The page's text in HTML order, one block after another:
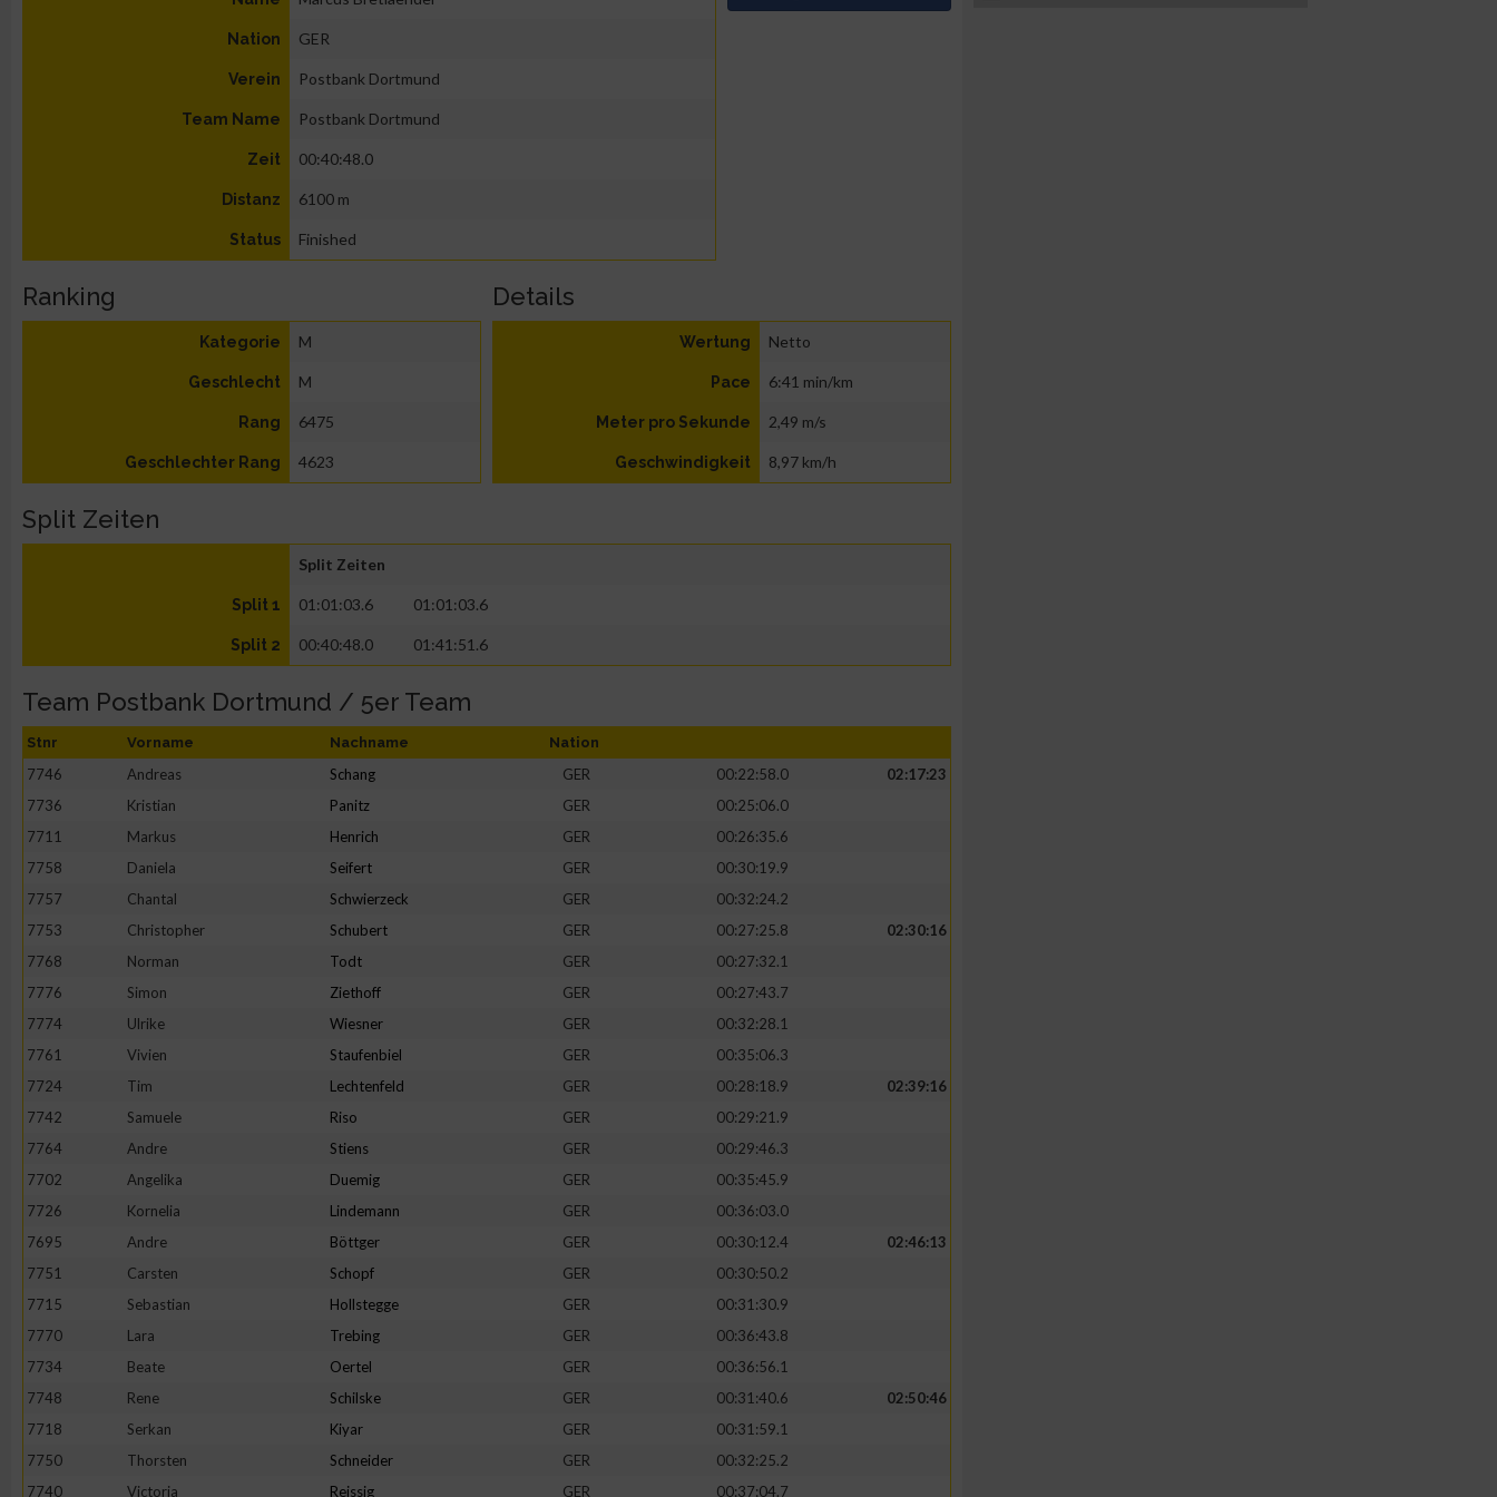
Nation GER
Verein Postbank Dortmund
Team Name Postbank Dortmund
Zeit 00:40:48.0
Distanz 6100 m
Status Finished
Ranking
Kategorie M
Geschlecht M
Rang 6475
Geschlechter Rang 4623
Details
Wertung Netto
Pace 6:41 min/km
Meter pro Sekunde 2,49 m/s
Geschwindigkeit 8,97 km/h
Split Zeiten
Split Zeiten
Split 1 01:01:03.6 01:01:03.6
Split 2 00:40:48.0 01:41:51.6
Team Postbank Dortmund / 5er Team
Stnr Vorname Nachname Nation
7746 Andreas Schang GER 00:22:58.0
02:17:23
7736
Kristian Panitz GER
00:25:06.0
7711
Markus Henrich GER
00:26:35.6
7758
Daniela Seifert GER
00:30:19.9
7757
Chantal Schwierzeck GER
00:32:24.2
7753
Christopher Schubert GER 00:27:25.8
02:30:16
7768
Norman Todt GER
00:27:32.1
7776
Simon Ziethoff GER
00:27:43.7
7774
Ulrike Wiesner GER
00:32:28.1
7761
Vivien Staufenbiel GER
00:35:06.3
7724
Tim Lechtenfeld GER 00:28:18.9
02:39:16
7742
Samuele Riso GER
00:29:21.9
7764
Andre Stiens GER
00:29:46.3
7702
Angelika Duemig GER
00:35:45.9
7726
Kornelia Lindemann GER
00:36:03.0
7695
Andre Böttger GER 00:30:12.4
02:46:13
7751
Carsten Schopf GER
00:30:50.2
7715
Sebastian Hollstegge GER
00:31:30.9
7770
Lara Trebing GER
00:36:43.8
7734
Beate Oertel GER
00:36:56.1
7748
Rene Schilske GER 00:31:40.6
02:50:46
7718
Serkan Kiyar GER
00:31:59.1
7750
Thorsten Schneider GER
00:32:25.2
7740
Victoria Reissig GER
00:37:04.7